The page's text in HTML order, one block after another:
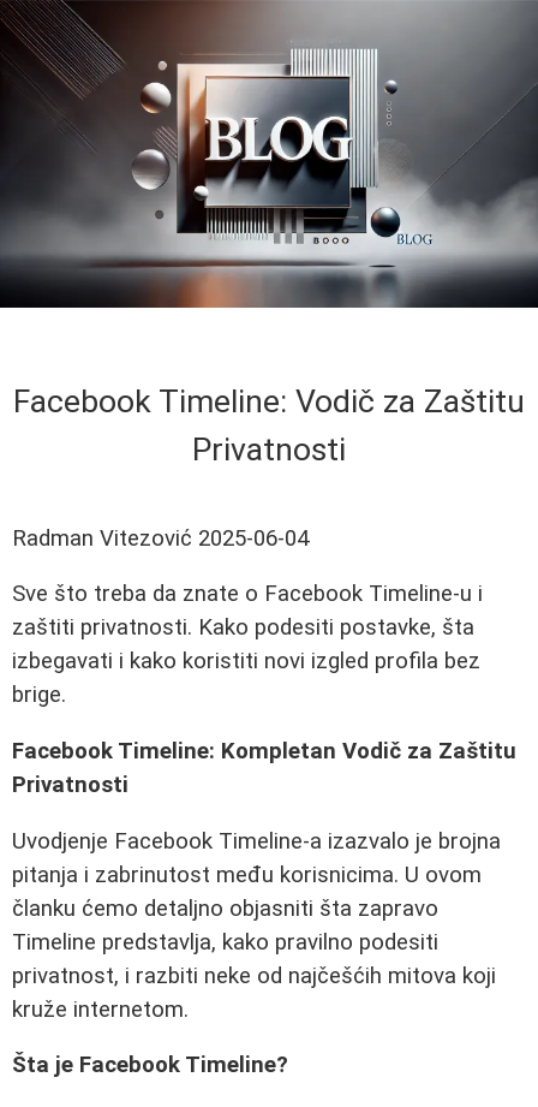
Facebook Timeline: Vodič za Zaštitu
Privatnosti
Radman Vitezović 2025-06-04
Sve što treba da znate o Facebook Timeline-u i
zaštiti privatnosti. Kako podesiti postavke, šta
izbegavati i kako koristiti novi izgled profila bez
brige.
Facebook Timeline: Kompletan Vodič za Zaštitu
Privatnosti
Uvodjenje Facebook Timeline-a izazvalo je brojna
pitanja i zabrinutost među korisnicima. U ovom
članku ćemo detaljno objasniti šta zapravo
Timeline predstavlja, kako pravilno podesiti
privatnost, i razbiti neke od najčešćih mitova koji
kruže internetom.
Šta je Facebook Timeline?